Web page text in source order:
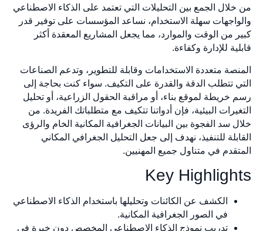
الجمع بين التحليلات التي تعتمد على الذكاء الاصطناعي
سهلة الاستخدام، نساعد المؤسسات على توفير قدر
من الوقت والموارد، مما يجعل المشاريع المعقدة أكثر
للإدارة وكفاءة.
متعددة الاستخدامات وقابلة للتطوير، وتدعم الصناعات
تتطلب الدقة والقدرة على التكيف. سواء كنت بحاجة إلى
لموقع بناء، أو مراقبة الحقول الزراعية، أو تحليل
البيئية، فإن أدواتنا تتكيف مع متطلباتك الفريدة. من
سد الفجوة بين البيانات الجغرافية المكانية الخام والرؤى
للتنفيذ، نهدف إلى جعل التحليل الجغرافي المكاني
في متناول جميع المهنيين.
Key
الكشف عن الكائنات وتحليلها باستخدام الذكاء الاصطناعي
في الصور الجغرافية المكانية.
تدريب نموذج الذكاء الاصطناعي المخصص دون خبرة في